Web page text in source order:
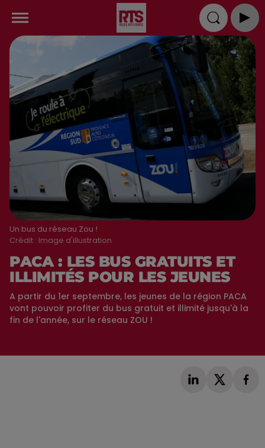
Un bus du réseau Zou !
Crédit : Image d'illustration
PACA : LES BUS GRATUITS ET
ILLIMITÉS POUR LES JEUNES
A partir du 1er septembre, les jeunes de la région PACA
vont pouvoir profiter du bus gratuit et illimité jusqu'à la
fin de l'année, sur le réseau ZOU !